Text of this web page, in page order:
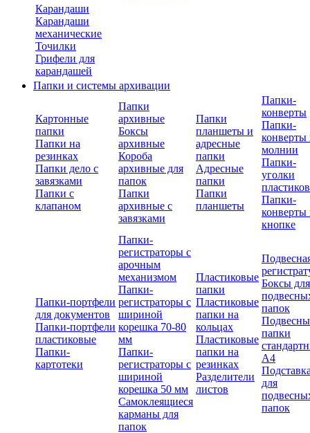
Карандаши
Карандаши
механические
Точилки
Грифели для
карандашей
Папки и системы архивации
Картонные
папки
Папки на
резинках
Папки дело с
завязками
Папки с
клапаном
Папки
архивные
Боксы
архивные
Короба
архивные для
папок
Папки
архивные с
завязками
Папки
планшеты и
адресные
папки
Адресные
папки
Папки
планшеты
Папки-
конверты
Папки-
конверты
молнии
Папки-
уголки
Папки-
конверты
кнопке
Папки-портфели
для документов
Папки-портфели
пластиковые
Папки-
картотеки
Папки-
регистраторы с
арочным
механизмом
Папки-
регистраторы с
шириной
корешка 70-80
мм
Папки-
регистраторы с
шириной
корешка 50 мм
Самоклеящиеся
карманы для
папок
Пластиковые
папки
Пластиковые
папки на
кольцах
Пластиковые
папки на
резинках
Разделители
листов
Боксы для
папок
папки
А4
для
папок